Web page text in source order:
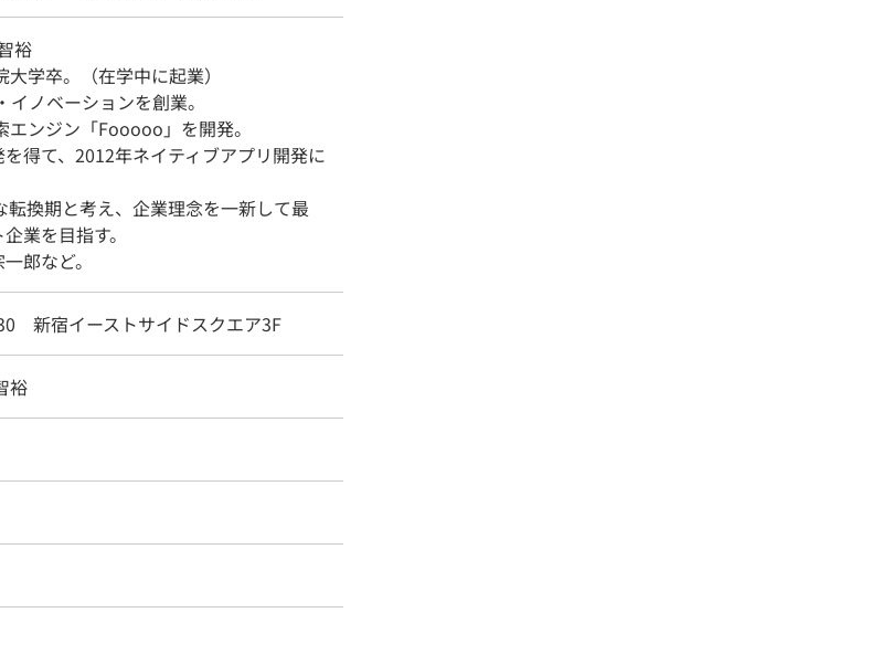
裕
学卒。（在学中に起業）
ノベーションを創業。
ンジン「Fooooo」を開発。
得て、2012年ネイティブアプリ開発に
転換期と考え、企業理念を一新して最
業を目指す。
郎など。
新宿イーストサイドスクエア3F
裕